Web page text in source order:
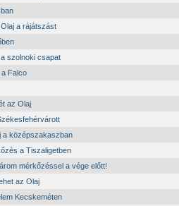
a rájátszást
szolnoki csapat
Falco
az Olaj
a középszakaszban
a Tiszaligetben
mérkőzéssel a vége előtt!
az Olaj
Kecskeméten